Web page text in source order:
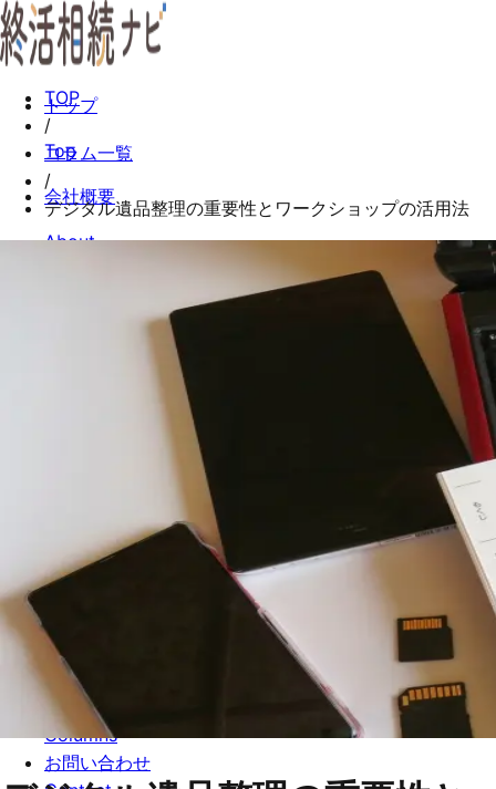
トップ
Top
会社概要
About
Top
会社概要
About
コラム一覧
Columns
お問い合わせ
TOP
/
コラム一覧
/
デジタル遺品整理の重要性とワークショップの活用法